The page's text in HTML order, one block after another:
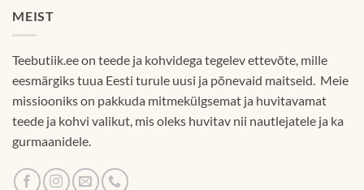
MEIST
Teebutiik.ee on teede ja kohvidega tegelev ettevõte, mille
eesmärgiks tuua Eesti turule uusi ja põnevaid maitseid. Meie
missiooniks on pakkuda mitmekülgsemat ja huvitavamat
teede ja kohvi valikut, mis oleks huvitav nii nautlejatele ja ka
gurmaanidele.